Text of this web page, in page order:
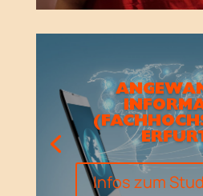
Infos zum